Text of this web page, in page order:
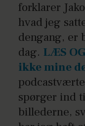
forklarer
hvad jeg
dengang, er
dag. LÆS
ikke mine
spørger ind
billederne,